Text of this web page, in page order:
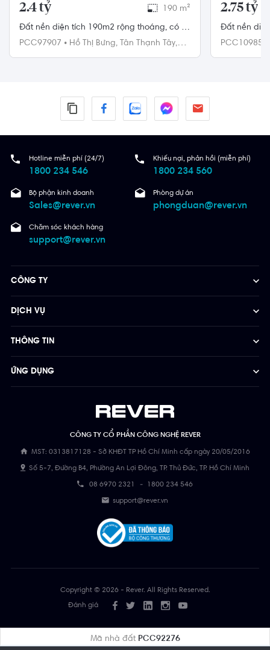
Mã nhà đất PCC92276
2.4 tỷ 190 m²
Đất nền diện tích 190m2 rộng thoáng, có sổ
hồng riêng.
PCC97907 • Hồ Thị Bưng, Tân Thạnh Tây,
2.75 tỷ
Đất nền
hướng Đông
PCC109854
Hotline miễn phí (24/7)
1800 234 546
Khiếu nại, phản hồi (miễn phí)
1800 234 560
Bộ phận kinh doanh
Sales@rever.vn
Phòng dự án
phongduan@rever.vn
Chăm sóc khách hàng
support@rever.vn
CÔNG TY CỔ PHẦN CÔNG NGHỆ REVER
MST: 0313817128 - Sở KHĐT TP Hồ Chí Minh cấp ngày 20/05/2016
Số 5-7, Đường B4, Phường An Lợi Đông, TP. Thủ Đức, TP. Hồ Chí Minh
08 6970 2321 - 1800 234 546
support@rever.vn
CÔNG TY
DỊCH VỤ
THÔNG TIN
ỨNG DỤNG
Copyright © 2026 - Rever. All Rights Reserved.
Đánh giá